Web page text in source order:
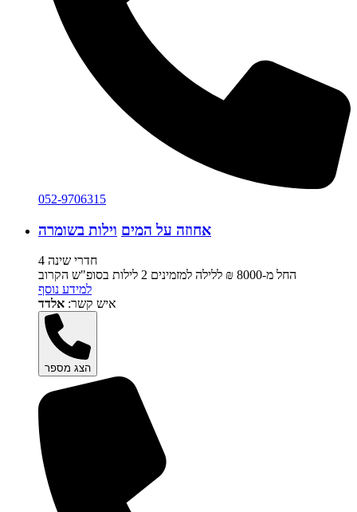
052-9706315
אחוזה על המים וילות בשומרה
4 חדרי שינה
החל מ-‏8000 ₪ ללילה למזמינים 2 לילות בסופ"ש הקרוב
למידע נוסף
איש קשר: אלדד
הצג מספר